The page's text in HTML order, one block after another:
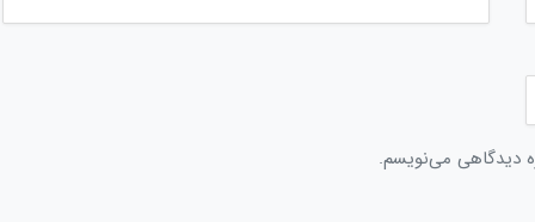
دیدگاهی می‌نویسم.